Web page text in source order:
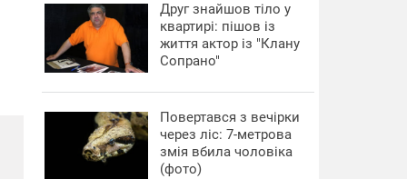
Друг знайшов тіло у
квартирі: пішов із
життя актор із "Клану
Сопрано"
Повертався з вечірки
через ліс: 7-метрова
змія вбила чоловіка
(фото)